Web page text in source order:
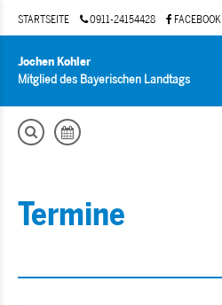
STARTSEITE 0911-24154428 FACEBOOK
Jochen Kohler
Mitglied des Bayerischen Landtags
Termine